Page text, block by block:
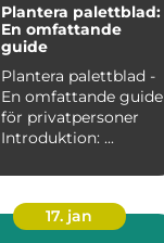
Plantera palettblad:
En omfattande
guide
Plantera palettblad -
En omfattande guide
för privatpersoner
Introduktion: ...
17. jan